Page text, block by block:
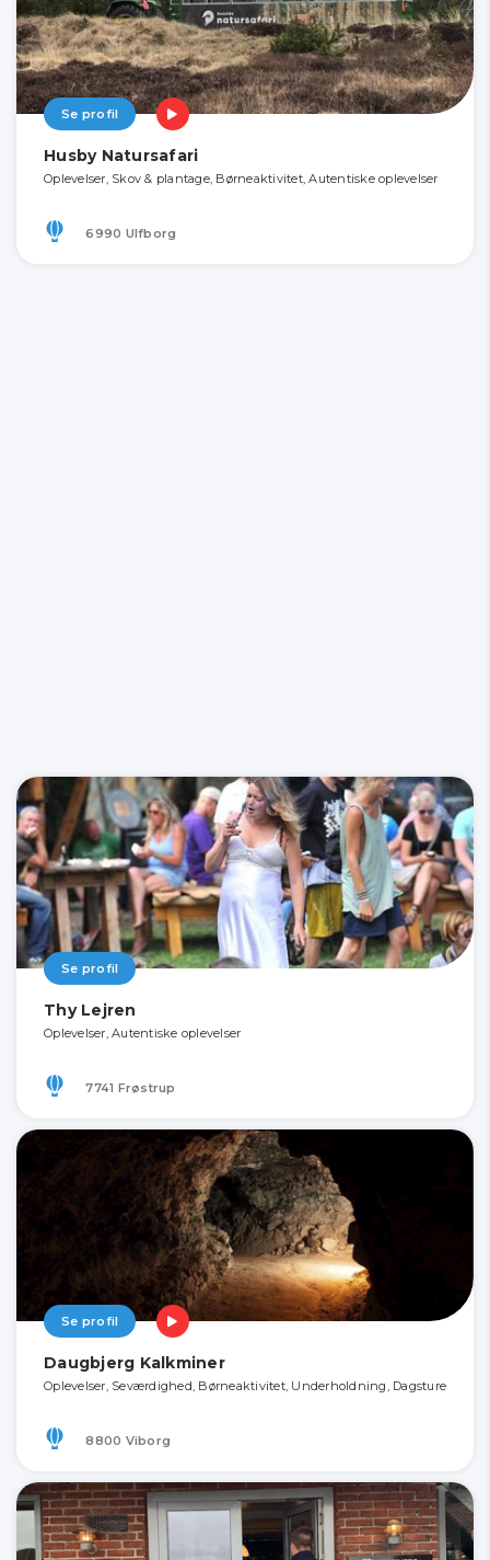
Se profil
Husby Natursafari
Oplevelser, Skov & plantage, Børneaktivitet, Autentiske oplevelser
6990 Ulfborg
Se profil
Thy Lejren
Oplevelser, Autentiske oplevelser
7741 Frøstrup
Se profil
Daugbjerg Kalkminer
Oplevelser, Seværdighed, Børneaktivitet, Underholdning, Dagsture
8800 Viborg